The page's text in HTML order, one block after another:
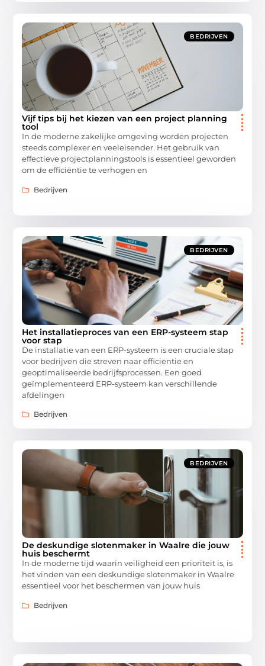
BEDRIJVEN
Vijf tips bij het kiezen van een project planning
tool
In de moderne zakelijke omgeving worden projecten
steeds complexer en veeleisender. Het gebruik van
effectieve projectplanningstools is essentieel geworden
om de efficiëntie te verhogen en
Bedrijven
BEDRIJVEN
Het installatieproces van een ERP-systeem stap
voor stap
De installatie van een ERP-systeem is een cruciale stap
voor bedrijven die streven naar efficiëntie en
geoptimaliseerde bedrijfsprocessen. Een goed
geïmplementeerd ERP-systeem kan verschillende
afdelingen
Bedrijven
BEDRIJVEN
De deskundige slotenmaker in Waalre die jouw
huis beschermt
In de moderne tijd waarin veiligheid een prioriteit is, is
het vinden van een deskundige slotenmaker in Waalre
essentieel voor het beschermen van jouw huis
Bedrijven